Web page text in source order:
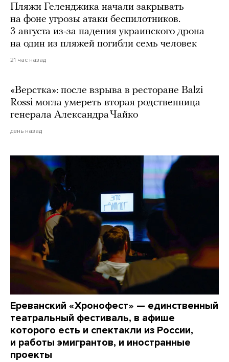
Пляжи Геленджика начали закрывать
на фоне угрозы атаки беспилотников.
3 августа из-за падения украинского дрона
на один из пляжей погибли семь человек
21 час назад
«Верстка»: после взрыва в ресторане Balzi
Rossi могла умереть вторая родственница
генерала Александра Чайко
день назад
Ереванский «Хронофест» — единственный
театральный фестиваль, в афише
которого есть и спектакли из России,
и работы эмигрантов, и иностранные
проекты